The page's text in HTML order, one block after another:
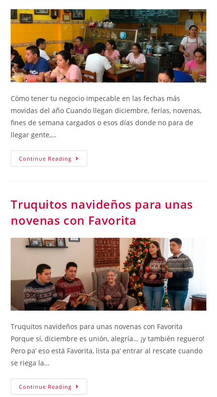
Cómo tener tu negocio impecable en las fechas más
movidas del año Cuando llegan diciembre, ferias, novenas,
fines de semana cargados o esos días donde no para de
llegar gente,…
Continue Reading
Truquitos navideños para unas
novenas con Favorita
Truquitos navideños para unas novenas con Favorita
Porque sí, diciembre es unión, alegría… ¡y también reguero!
Pero pa’ eso está Favorita, lista pa’ entrar al rescate cuando
se riega la…
Continue Reading